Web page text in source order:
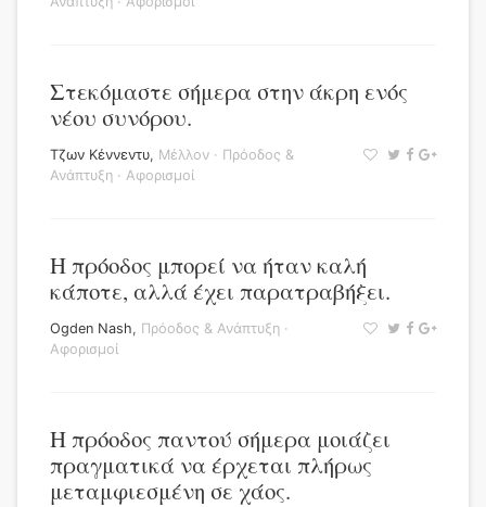
Στεκόμαστε σήμερα στην άκρη ενός
νέου συνόρου.
Τζων Κέννεντυ, Μέλλον · Πρόοδος &
Ανάπτυξη · Αφορισμοί
Η πρόοδος μπορεί να ήταν καλή
κάποτε, αλλά έχει παρατραβήξει.
Ogden Nash, Πρόοδος & Ανάπτυξη ·
Αφορισμοί
Η πρόοδος παντού σήμερα μοιάζει
πραγματικά να έρχεται πλήρως
μεταμφιεσμένη σε χάος.